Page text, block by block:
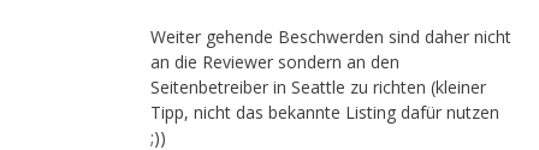
Weiter gehende Beschwerden sind daher nicht
an die Reviewer sondern an den
Seitenbetreiber in Seattle zu richten (kleiner
Tipp, nicht das bekannte Listing dafür nutzen
;))